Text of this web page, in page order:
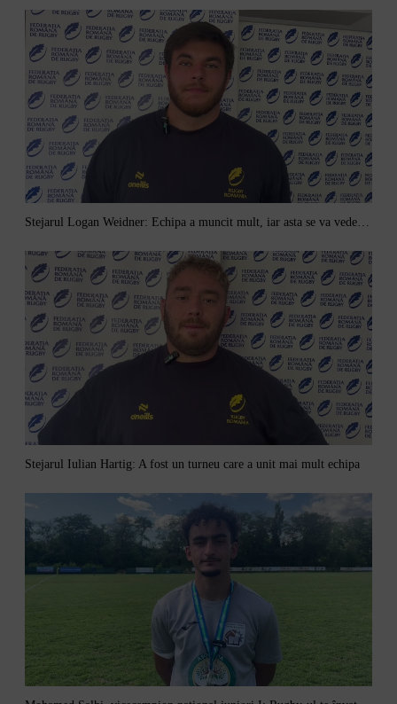
Stejarul Logan Weidner: Echipa a muncit mult, iar asta se va vedea în meciurile de la Nations Cup
Stejarul Iulian Hartig: A fost un turneu care a unit mai mult echipa